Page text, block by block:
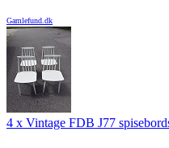
Gamlefund.dk
4 x Vintage FDB J77